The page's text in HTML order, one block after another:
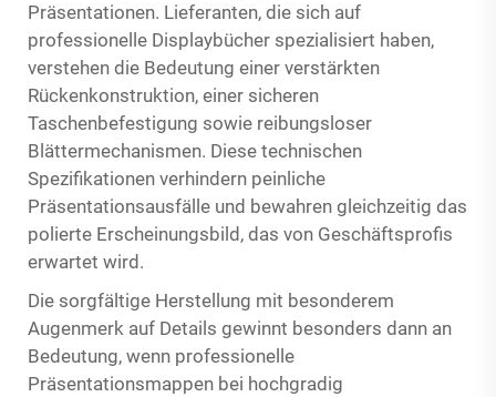
Präsentationen. Lieferanten, die sich auf
professionelle Displaybücher spezialisiert haben,
verstehen die Bedeutung einer verstärkten
Rückenkonstruktion, einer sicheren
Taschenbefestigung sowie reibungsloser
Blättermechanismen. Diese technischen
Spezifikationen verhindern peinliche
Präsentationsausfälle und bewahren gleichzeitig das
polierte Erscheinungsbild, das von Geschäftsprofis
erwartet wird.
Die sorgfältige Herstellung mit besonderem
Augenmerk auf Details gewinnt besonders dann an
Bedeutung, wenn professionelle
Präsentationsmappen bei hochgradig